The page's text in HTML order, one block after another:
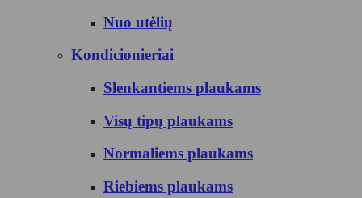
Nuo utėlių
Kondicionieriai
Slenkantiems plaukams
Visų tipų plaukams
Normaliems plaukams
Riebiems plaukams